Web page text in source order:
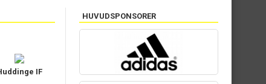
IF
HUVUDSPONSORER